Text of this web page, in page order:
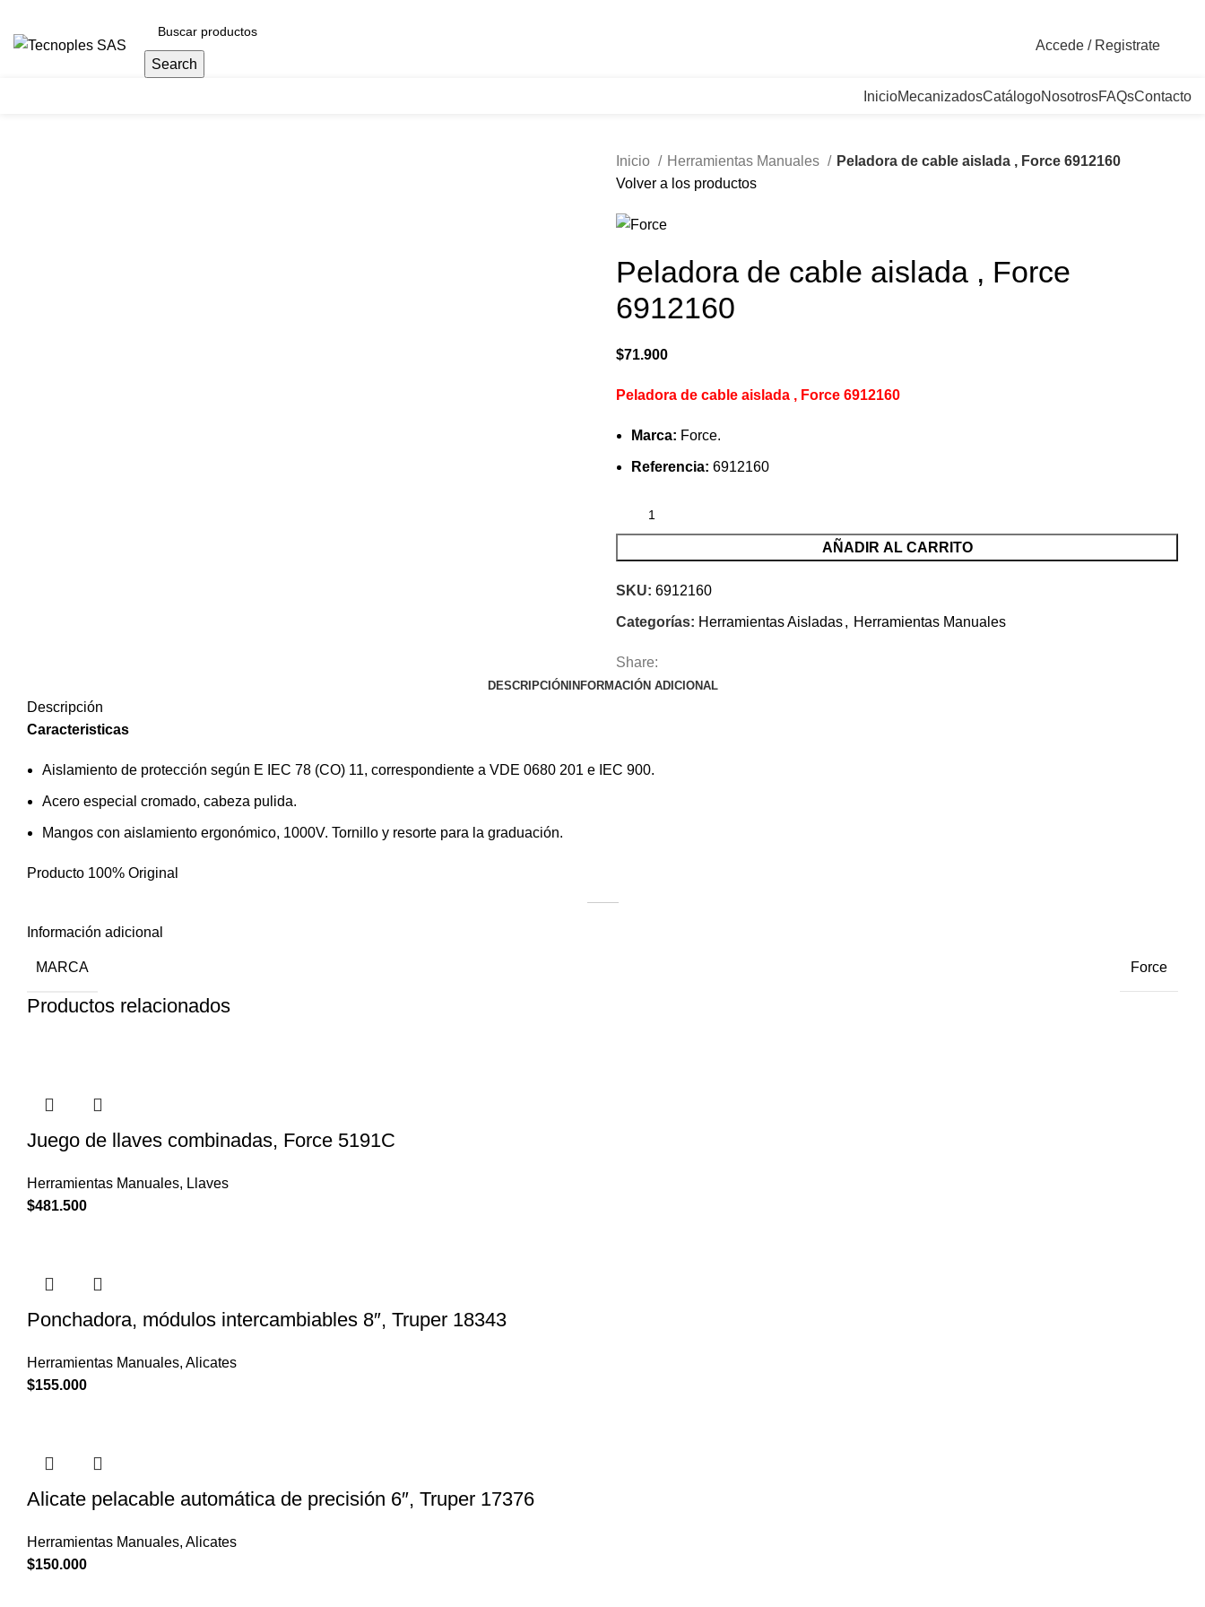
Search
Accede / Registrate
InicioMecanizadosCatálogoNosotrosFAQsContacto
Inicio Herramientas Manuales
Peladora de cable aislada , Force 6912160
Volver a los productos
Peladora de cable aislada , Force
6912160
$71.900
Peladora de cable aislada , Force 6912160
Marca: Force.
Referencia: 6912160
AÑADIR AL CARRITO
SKU: 6912160
Categorías: Herramientas Aisladas, Herramientas Manuales
Share:
DESCRIPCIÓN INFORMACIÓN ADICIONAL
Descripción
Caracteristicas
Aislamiento de protección según E IEC 78 (CO) 11, correspondiente a VDE 0680 201 e IEC 900.
Acero especial cromado, cabeza pulida.
Mangos con aislamiento ergonómico, 1000V. Tornillo y resorte para la graduación.
Producto 100% Original
Información adicional
MARCA Force
Productos relacionados
Juego de llaves combinadas, Force 5191C
Herramientas Manuales, Llaves
$481.500
Ponchadora, módulos intercambiables 8″, Truper 18343
Herramientas Manuales, Alicates
$155.000
Alicate pelacable automática de precisión 6″, Truper 17376
Herramientas Manuales, Alicates
$150.000